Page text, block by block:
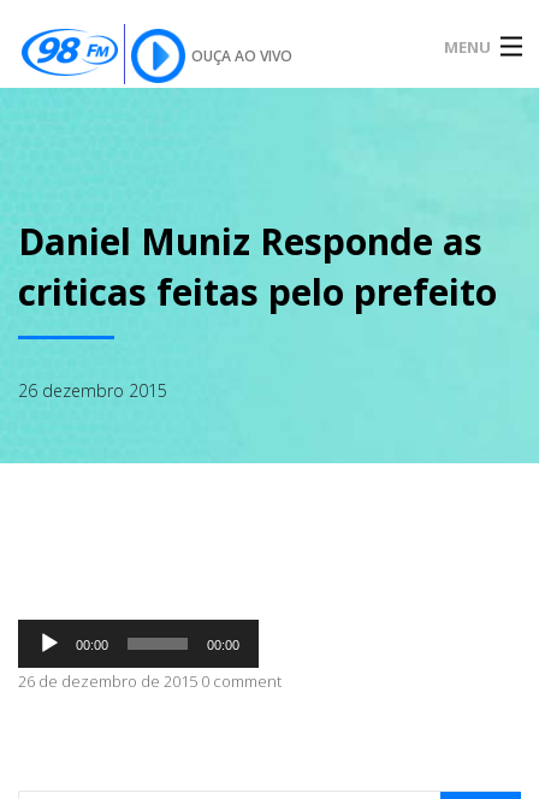
OUÇA AO VIVO MENU
SOBRE
CONTATO
Daniel Muniz Responde as
criticas feitas pelo prefeito
26 dezembro 2015
Tocador
áudio
00:00 00:00
26 de dezembro de 2015 0 comment